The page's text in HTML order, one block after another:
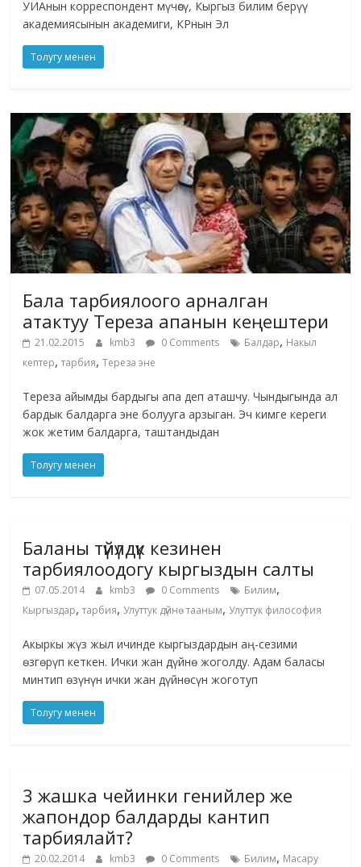
УИАнын корреспондент мүчөсү, Кыргыз билим берүү
академиясынын академиги, КРнын Эл
Толугу менен
Бала тарбиялоого арналган
атактуу Тереза апанын кеңештери
21.02.2015 kmb3 0 Comments Балдар, Накыл
кептер,тарбия,Тереза эне
Тереза айымды бардыгы апа деп аташчу. Чындыгында ал
бардык балдарга эне болууга арзыган. Эч кимге кереги
жок жетим балдарга, таштандыдан
Толугу менен
Баланы түйүлдүк кезинен
тарбиялоодогу кыргыздын салты
07.05.2014 kmb3 0 Comments Билим,
Кыргыздар,тарбия, Улуттук дүйнө тааным, Улуттук философия
Акыркы жүз жыл ичинде кыргыздардын аң-сезими
ѳзгѳрүп кеткен. Ички жан дүйнѳ жоголду. Адам баласы
минтип ѳзүнүн ички жан дүйнѳсүн жоготуп
Толугу менен
3 жашка чейинки генийлер же
жапондор балдарды кантип
тарбиялайт?
20.02.2014 kmb3 0 Comments Билим, Масару